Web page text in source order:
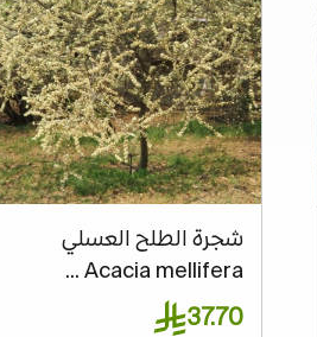
شجرة الطلح العسلي
Acacia mellifera ...
37.70